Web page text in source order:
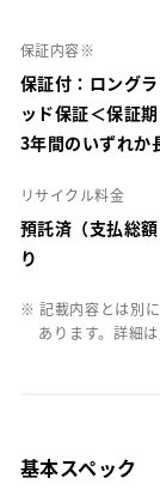
保証内容※
保証付：ロング
ッド保証＜保証
3年間のいずれか
リサイクル料金
預託済（支払総
り
※ 記載内容とは別
あります。詳細
基本スペック